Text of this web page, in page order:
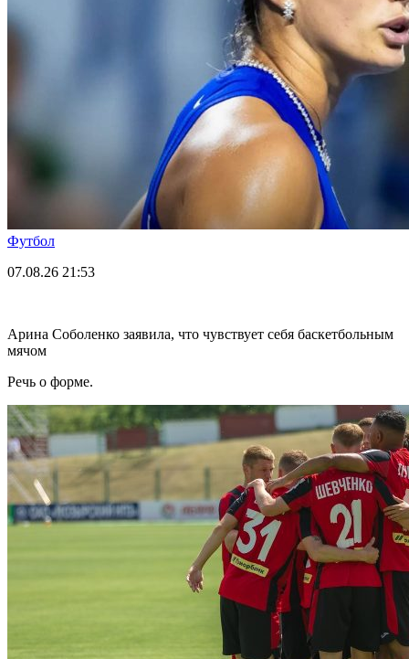
Футбол
07.08.26 21:53
Арина Соболенко заявила, что чувствует себя баскетбольным
мячом
Речь о форме.